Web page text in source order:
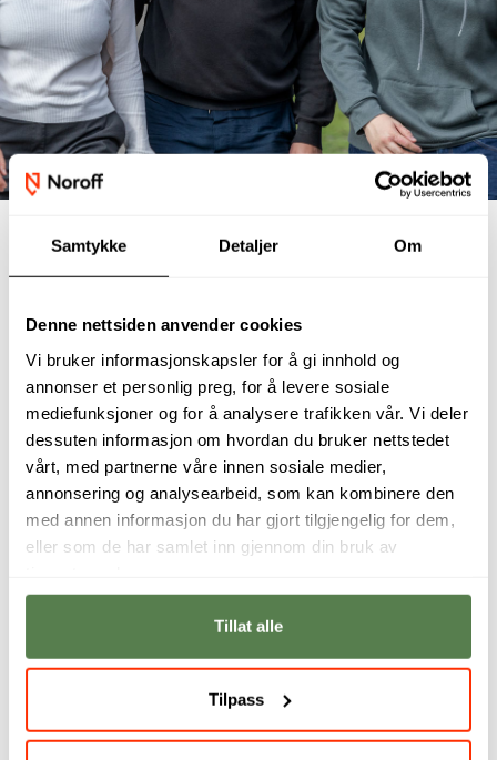
Samtykke Detaljer Om
Denne nettsiden anvender cookies
Vi bruker informasjonskapsler for å gi innhold og
annonser et personlig preg, for å levere sosiale
mediefunksjoner og for å analysere trafikken vår. Vi deler
dessuten informasjon om hvordan du bruker nettstedet
vårt, med partnerne våre innen sosiale medier,
annonsering og analysearbeid, som kan kombinere den
med annen informasjon du har gjort tilgjengelig for dem,
eller som de har samlet inn gjennom din bruk av
Tillat alle
Tilpass
Intervju med våre studenter
hvem som helst
Stian Skaanes
bransjen føltes
Aase